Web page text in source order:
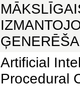
Artificial
Procedural